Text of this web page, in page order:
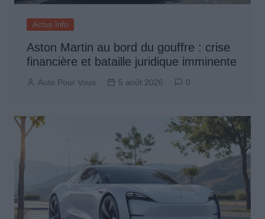
Actus Info
Aston Martin au bord du gouffre : crise
financière et bataille juridique imminente
Auto Pour Vous 5 août 2026 0